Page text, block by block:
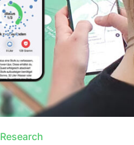
Research